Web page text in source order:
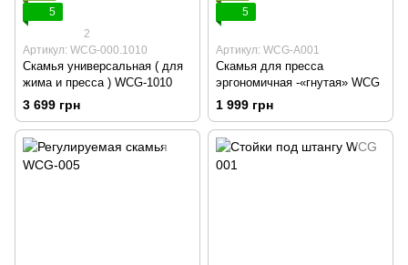
5
2
Артикул: WCG-000.1010
Скамья универсальная ( для
жима и пресса ) WCG-1010
3 699 грн
5
Артикул: WCG-A001
Скамья для пресса
эргономичная -«гнутая» WCG
1 999 грн